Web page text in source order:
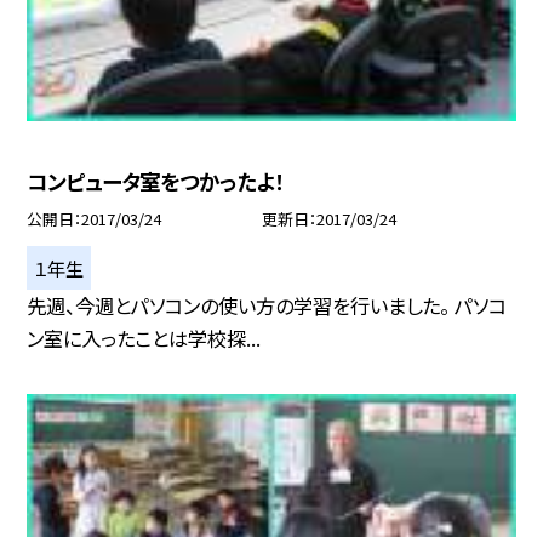
コンピュータ室をつかったよ！
公開日 2017/03/24 更新日 2017/03/24
１年生
先週、今週とパソコンの使い方の学習を行いました。 パソコ
ン室に入ったことは学校探...